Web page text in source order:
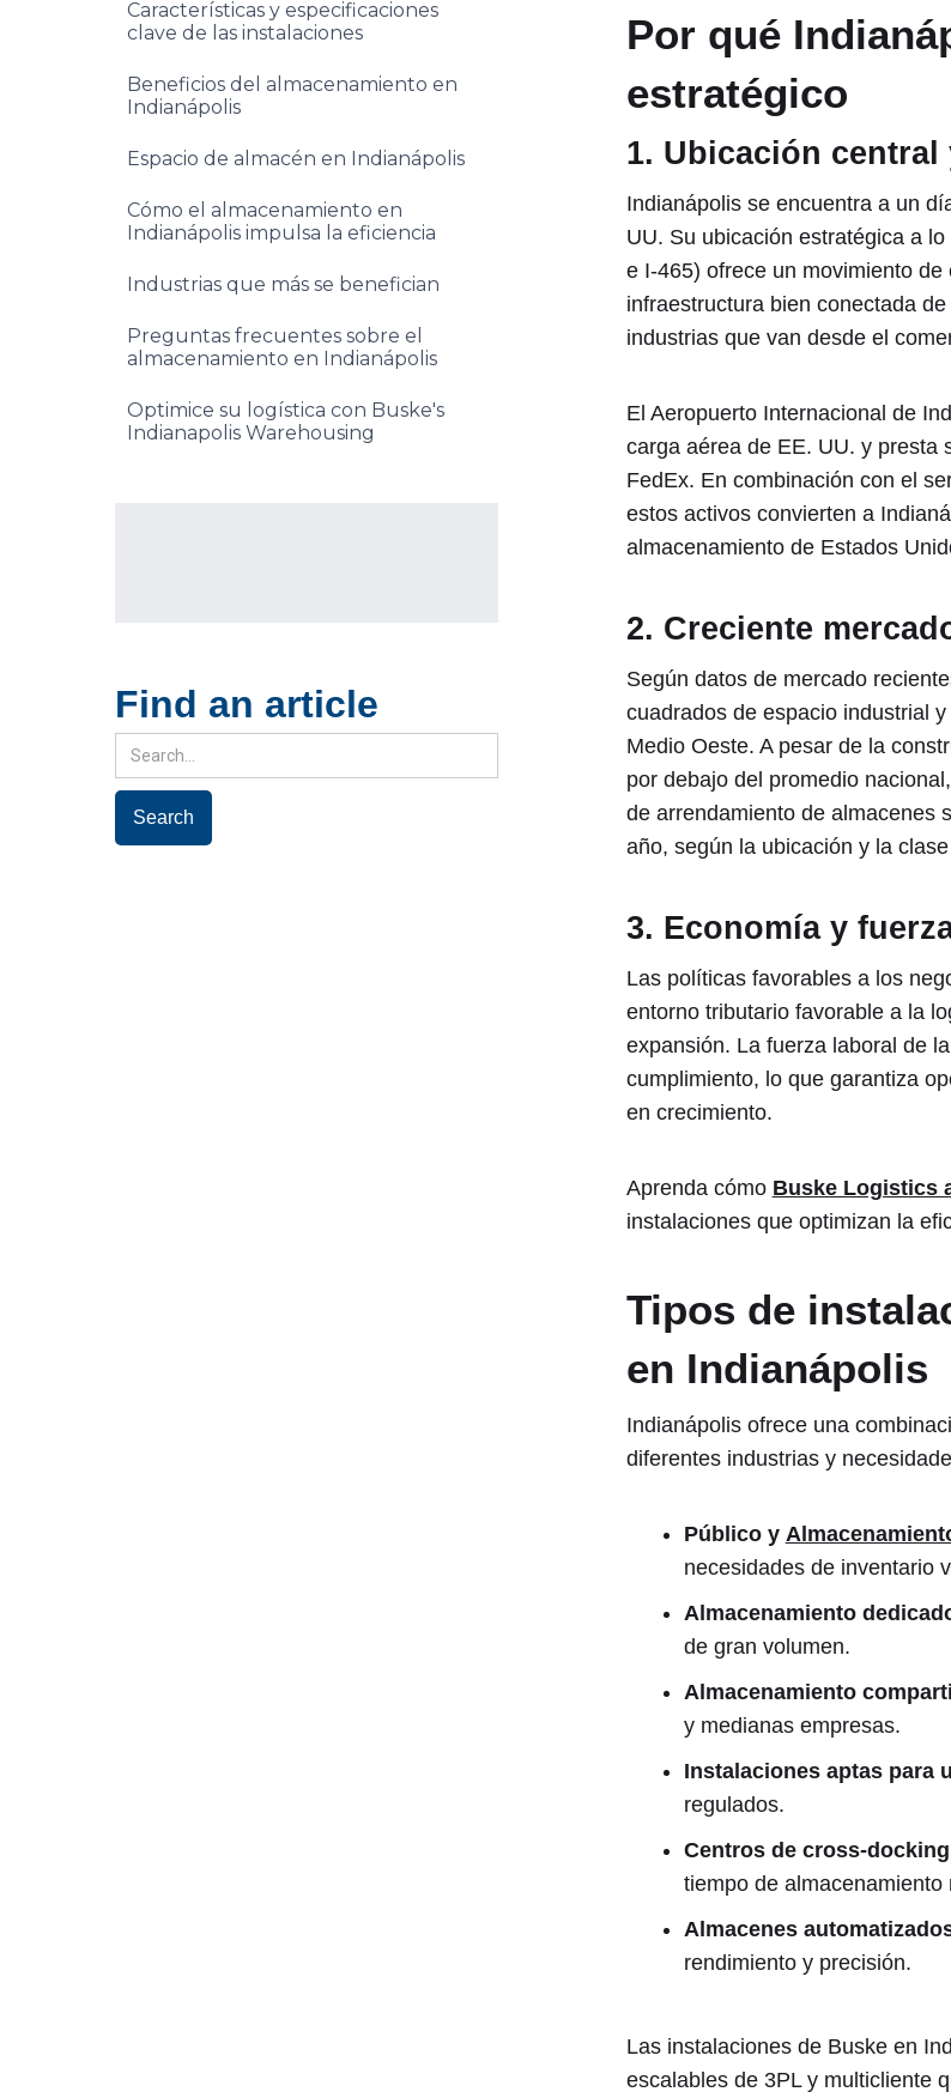
Características y especificaciones
clave de las instalaciones
Beneficios del almacenamiento en
Indianápolis
Espacio de almacén en Indianápolis
Cómo el almacenamiento en
Indianápolis impulsa la eficiencia
Industrias que más se benefician
Preguntas frecuentes sobre el
almacenamiento en Indianápolis
Optimice su logística con Buske's
Indianapolis Warehousing
Find an article
Por qué
estratégico
1. Ubicación
Indianápolis se encuentra a un
UU. Su ubicación estratégica a
e I-465) ofrece un movimiento
infraestructura bien conectada
industrias que van desde el
El Aeropuerto Internacional de
carga aérea de EE. UU. y presta
FedEx. En combinación con el
estos activos convierten a
almacenamiento de Estados
2. Creciente
Según datos de mercado
cuadrados de espacio industrial
Medio Oeste. A pesar de la
por debajo del promedio
de arrendamiento de almacenes
año, según la ubicación y la
3. Economía y
Las políticas favorables a los
entorno tributario favorable a la
expansión. La fuerza laboral de
cumplimiento, lo que garantiza
en crecimiento.
Aprenda cómo Buske Logistics
instalaciones que optimizan la
Tipos de
en Indianápolis
Indianápolis ofrece una
diferentes industrias y
Público y
necesidades de inventario
Almacenamiento
de gran volumen.
Almacenamiento
y medianas empresas.
Instalaciones aptas para
regulados.
Centros de cross-
tiempo de almacenamiento
Almacenes
rendimiento y precisión.
Las instalaciones de Buske en
escalables de 3PL y multicliente